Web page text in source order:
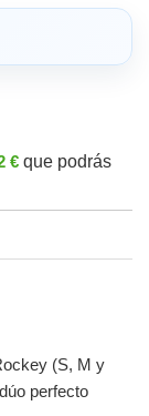
€ que podrás
(S, M y
perfecto